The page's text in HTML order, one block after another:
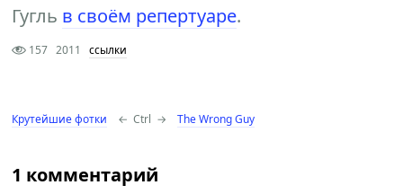
Гугль в своём репертуаре.
157 2011 ссылки
Крутейшие фотки ← Ctrl → The Wrong Guy
1 комментарий